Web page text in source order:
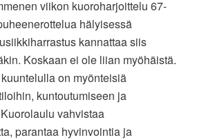
viikon kuoroharjoittelu 67-
hälyisessä
kannattaa siis
Koskaan ei ole liian myöhäistä.
on myönteisiä
kuntoutumiseen ja
vahvistaa
parantaa hyvinvointia ja